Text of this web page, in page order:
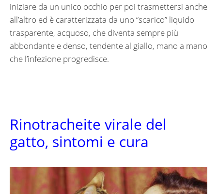
iniziare da un unico occhio per poi trasmettersi anche
all’altro ed è caratterizzata da uno “scarico” liquido
trasparente, acquoso, che diventa sempre più
abbondante e denso, tendente al giallo, mano a mano
che l’infezione progredisce.
Rinotracheite virale del
gatto, sintomi e cura